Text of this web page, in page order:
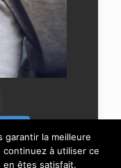
garantir la meilleure
à utiliser ce
en êtes satisfait.